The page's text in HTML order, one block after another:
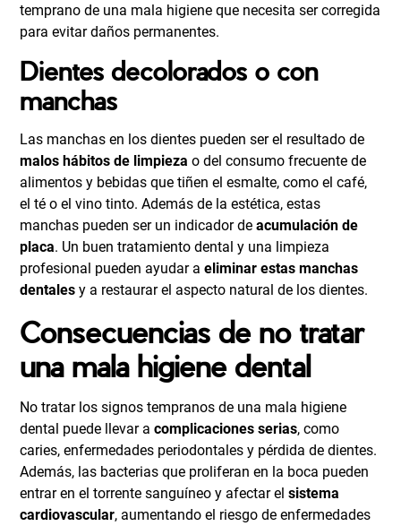
temprano de una mala higiene que necesita ser corregida
para evitar daños permanentes.
Dientes decolorados o con
manchas
Las manchas en los dientes pueden ser el resultado de
malos hábitos de limpieza o del consumo frecuente de
alimentos y bebidas que tiñen el esmalte, como el café,
el té o el vino tinto. Además de la estética, estas
manchas pueden ser un indicador deacumulación de
placa. Un buen tratamiento dental y una limpieza
profesional pueden ayudar aeliminar estasmanchas
dentales y a restaurar el aspecto natural de los dientes.
Consecuencias de no tratar
una mala higiene dental
No tratar los signos tempranos de una mala higiene
dental puede llevar acomplicaciones serias, como
caries, enfermedades periodontales y pérdida de dientes.
Además, las bacterias que proliferan en la boca pueden
entrar en el torrente sanguíneo y afectar elsistema
cardiovascular, aumentando el riesgo de enfermedades